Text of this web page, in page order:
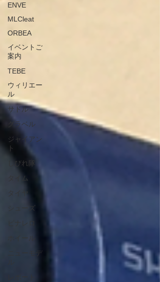
ENVE
MLCleat
ORBEA
イベントご
案内
TEBE
ウィリエー
ル
サドル
グラベル
ジャイアン
ト
しびれ隊
タイム
タイヤ
シューズ
ホイール
ニューモデ